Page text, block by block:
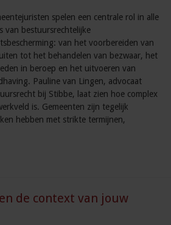
spelen een centrale rol in alle
van bestuursrechtelijke
van het voorbereiden van
tot het behandelen van bezwaar, het
in beroep en het uitvoeren van
Pauline van Lingen, advocaat
bij Stibbe, laat zien hoe complex
is. Gemeenten zijn tegelijk
hebben met strikte termijnen,
de context van jouw